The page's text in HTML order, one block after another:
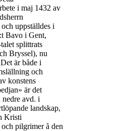
i maj 1432 av
uppställdes i
Bavo i Gent,
splittrats
Bryssel), nu
är både i
och
konstens
är det
nedre avd. i
landskap,
Kristi
pilgrimer å den